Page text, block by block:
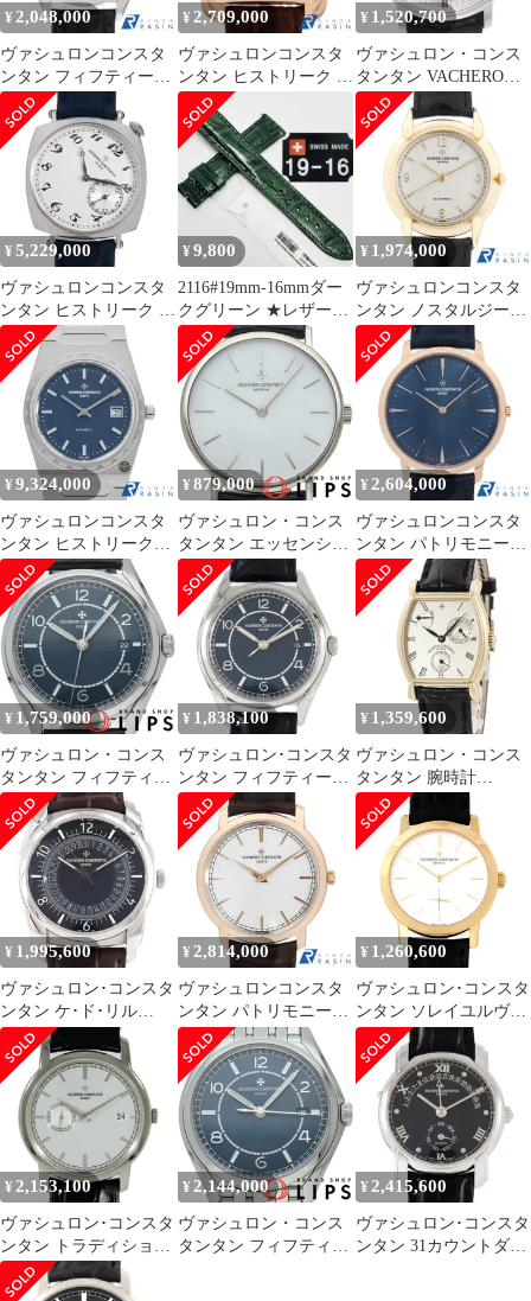
¥ 2,048,000
ヴァシュロンコンスタ
ンタン フィフティーシ
ックス オートマティッ
ク 4600E/000A-B442 中
古 メンズ
¥ 2,709,000
ヴァシュロンコンスタ
ンタン ヒストリーク ト
レド トリプルカレンダ
ー 47300/000R-9219 中
古 メンズ
¥ 1,520,700
ヴァシュロン・コンス
タンタン VACHERON
CONSTANTIN
81160/000G-9126 パトリ
モニー セミフラット 手
巻き メンズ 保証書付き
腕時計 #147318
¥ 5,229,000
ヴァシュロンコンスタ
ンタン ヒストリーク ア
メリカン 1921
1100S/000G-B734 中古
メンズ
¥9,800
2116#19mm-16mmダー
クグリーン ★レザーベ
ルト★クイックリリー
ス
¥ 1,974,000
ヴァシュロンコンスタ
ンタン ノスタルジー
48001/000J-3 中古 メン
ズ
¥ 9,324,000
ヴァシュロンコンスタ
ンタン ヒストリーク
222 4200H/222A-B934
未使用 メンズ
¥ 879,000
ヴァシュロン・コンス
タンタン エッセンシャ
ル セミフラット ウォッ
チ 31.5mm 手巻
31039/000G-3 箱 保証書
¥ 2,604,000
ヴァシュロンコンスタ
ンタン パトリモニー・
マニュアルワインディ
ング 81180/000R-B518
中古 メンズ
¥ 1,759,000
ヴァシュロン・コンス
タンタン フィフティー
シックス オートマティ
ック 40mm
4600E/000A-B487 箱 保
証書 SS/
¥ 1,838,100
ヴァシュロン･コンスタ
ンタン フィフティーシ
ックス･オートマティッ
ク 4600E/000A-B487 SS
自動巻
¥ 1,359,600
ヴァシュロン・コンス
タンタン 腕時計
47240/000J 鑑定済み ブ
ランド
¥ 1,995,600
ヴァシュロン･コンスタ
ンタン ケ･ド･リル
4500S/000A-B196 SS 自
動巻
¥ 2,814,000
ヴァシュロンコンスタ
ンタン パトリモニート
ラディショナル セルフ
ワインディング
43075/000R-9737 中古
メンズ
¥ 1,260,600
ヴァシュロン･コンスタ
ンタン ソレイユルヴァ
ン YG LIMITED
91020/000J-8827 YG 手
巻
¥ 2,153,100
ヴァシュロン･コンスタ
ンタン トラディショナ
ル WG 87172/000G-9301
WG 自動巻
¥ 2,144,000
ヴァシュロン・コンス
タンタン フィフティー
¥ 2,415,600
ヴァシュロン･コンスタ
ンタン 31カウントダウ